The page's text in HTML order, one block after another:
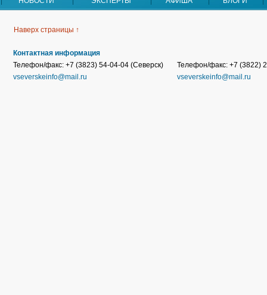
Наверх страницы ↑
Контактная информация
Телефон/факс: +7 (3823) 54-04-04 (Северск)
vseverskeinfo@mail.ru
Телефон/факс: +7 (3822)
vseverskeinfo@mail.ru